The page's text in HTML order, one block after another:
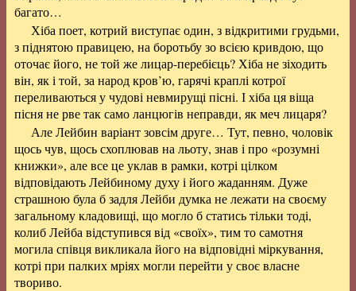
багато…
Хіба поет, котрий виступає один, з відкритими грудьми,
з піднятою правицею, на боротьбу зо всією кривдою, що
оточає його, не той же лицар-перебієць? Хіба не зіходить
він, як і той, за народ кров’ю, гарячі краплі котрої
переливаються у чудові невмирущі пісні. І хіба ця віща
пісня не рве так само ланцюгів неправди, як меч лицаря?
Але Лейбин варіант зовсім друге… Тут, певно, чоловік
щось чув, щось схоплював на льоту, знав і про «розумні
книжки», але все це уклав в рамки, котрі цілком
відповідають Лейбиному духу і його жаданням. Дуже
страшною була б задля Лейби думка не лежати на своєму
загальному кладовищі, що могло б статись тільки тоді,
колиб Лейба відступився від «своїх», тим то самотня
могила співця викликала його на відповідні міркування,
котрі при палких мріях могли перейти у своє власне
твориво.